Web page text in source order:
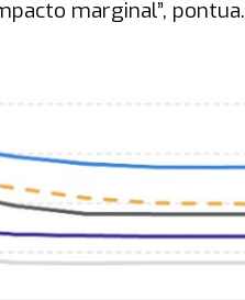
marginal”, pontua.